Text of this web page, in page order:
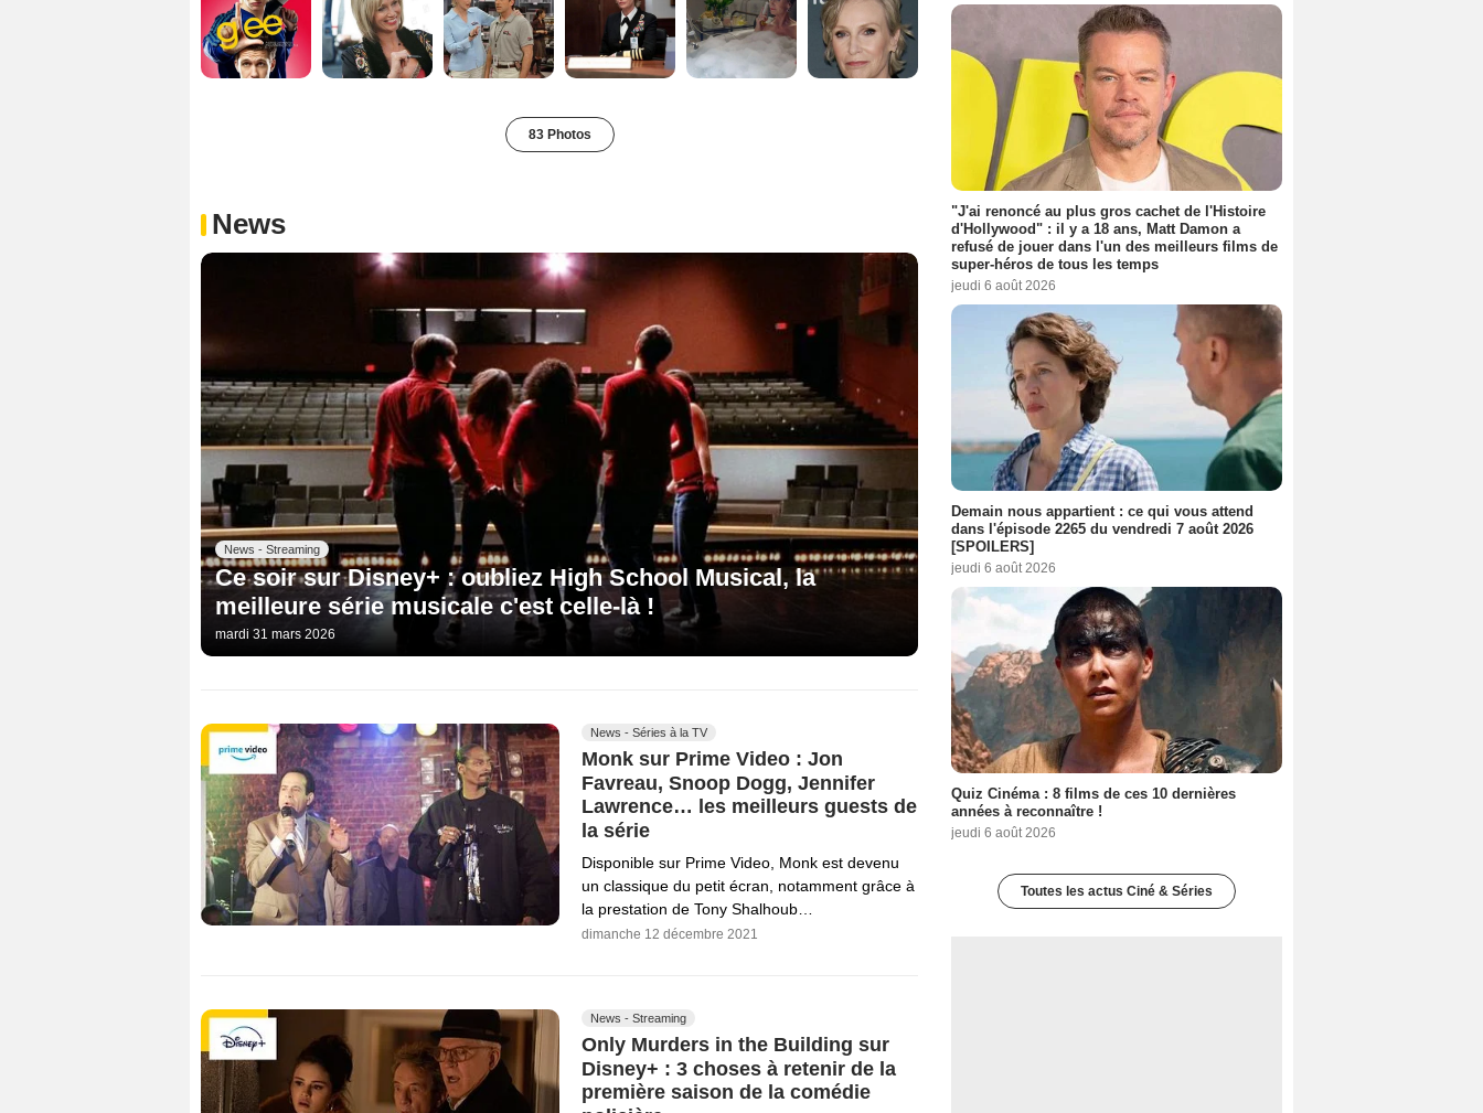
83 Photos
News
News - Streaming
Ce soir sur Disney+ : oubliez High School Musical, la
meilleure série musicale c'est celle-là !
mardi 31 mars 2026
News - Séries à la TV
Monk sur Prime Video : Jon
Favreau, Snoop Dogg, Jennifer
Lawrence… les meilleurs guests de
la série
Disponible sur Prime Video, Monk est devenu
un classique du petit écran, notamment grâce à
la prestation de Tony Shalhoub…
dimanche 12 décembre 2021
News - Streaming
Only Murders in the Building sur
Disney+ : 3 choses à retenir de la
première saison de la comédie
"J'ai renoncé au plus gros cachet de l'Histoire
d'Hollywood" : il y a 18 ans, Matt Damon a
refusé de jouer dans l'un des meilleurs films de
super-héros de tous les temps
jeudi 6 août 2026
Demain nous appartient : ce qui vous attend
dans l'épisode 2265 du vendredi 7 août 2026
[SPOILERS]
jeudi 6 août 2026
Quiz Cinéma : 8 films de ces 10 dernières
années à reconnaître !
jeudi 6 août 2026
Toutes les actus Ciné & Séries